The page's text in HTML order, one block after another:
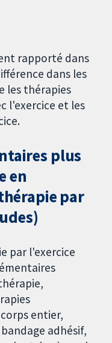
rapporté dans
dans les
les thérapies
l'exercice et les
plus
en
par
par l'exercice
entier,
adhésif,